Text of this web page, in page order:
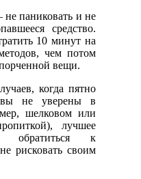
паниковать и не
средство.
10 минут на
чем потом
вещи.
когда пятно
вы не уверены в
шелковом или
лучшее
к
рисковать своим